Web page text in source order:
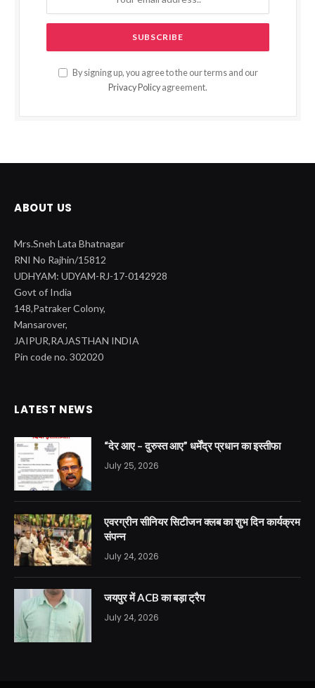
By signing up, you agree to the our terms and our
Privacy Policy agreement.
ABOUT US
Mrs.Sneh Lata Bhatnagar
RNI No Rajhin/15812
UDHYAM: UDYAM-RJ-17-0142928
Govt of India
148,Patraker Colony,
Mansarover,
JAIPUR,RAJASTHAN INDIA
Pin code no. 302020
LATEST NEWS
“देर आए – दुरुस्त आए” धर्मेंद्र प्रधान का इस्तीफा
July 25, 2026
एवरग्रीन सीनियर सिटीजन क्लब का शुभ दिन कार्यक्रम
संपन्न
July 24, 2026
जयपुर में ACB का बड़ा ट्रैप
July 24, 2026